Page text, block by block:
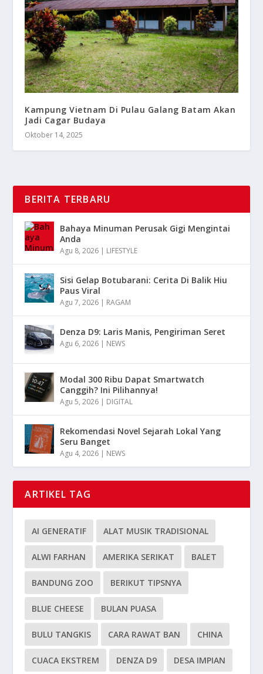
Kampung Vietnam Di Pulau Galang Batam Akan
Jadi Cagar Budaya
Oktober 14, 2025
BERITA TERBARU
Bahaya Minuman Perusak Gigi Mengintai
Anda
Agu 8, 2026 | LIFESTYLE
Sisi Gelap Botubarani: Cerita Di Balik Hiu
Paus Viral
Agu 7, 2026 | RAGAM
Denza D9: Laris Manis, Pengiriman Seret
Agu 6, 2026 | NEWS
Modal 300 Ribu Dapat Smartwatch
Canggih? Ini Pilihannya!
Agu 5, 2026 | DIGITAL
Rekomendasi Novel Sejarah Lokal Yang
Seru Banget
Agu 4, 2026 | NEWS
ARTIKEL TAG
AI GENERATIF ALAT MUSIK TRADISIONAL
ALWI FARHAN AMERIKA SERIKAT BALET
BANDUNG ZOO BERIKUT TIPSNYA
BLUE CHEESE BULAN PUASA
BULU TANGKIS CARA RAWAT BAN CHINA
CUACA EKSTREM DENZA D9 DESA IMPIAN